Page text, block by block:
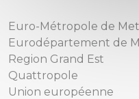
Euro-Métropole de
Eurodépartement de
Region Grand Est
Quattropole
Union européenne